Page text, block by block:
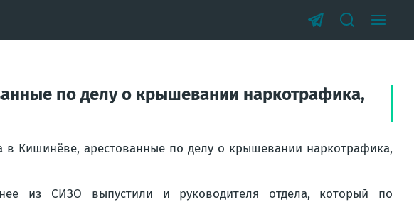
по делу о крышевании наркотрафика,
в Кишинёве, арестованные по делу о крышевании наркотрафика,
из СИЗО выпустили и руководителя отдела, который по